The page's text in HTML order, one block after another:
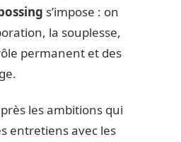
s’impose : on
la souplesse,
permanent et des
les ambitions qui
entretiens avec les